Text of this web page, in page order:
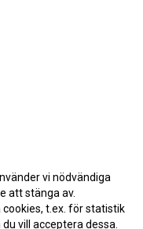
vi nödvändiga
att stänga av.
cookies, t.ex. för statistik
vill acceptera dessa.